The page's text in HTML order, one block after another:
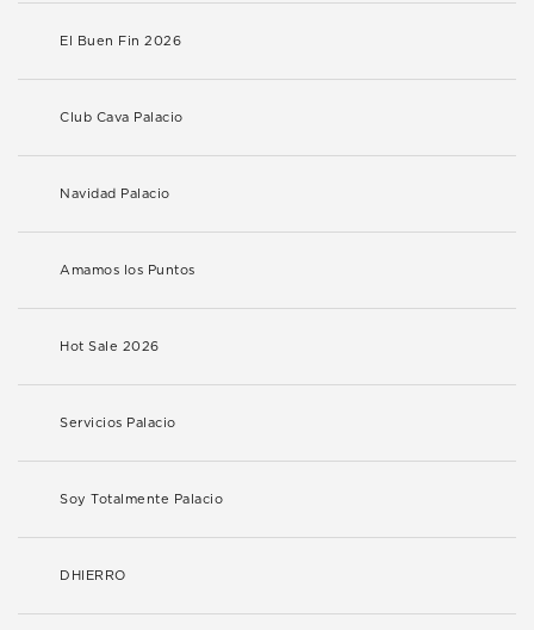
El Buen Fin 2026
Club Cava Palacio
Navidad Palacio
Amamos los Puntos
Hot Sale 2026
Servicios Palacio
Soy Totalmente Palacio
DHIERRO